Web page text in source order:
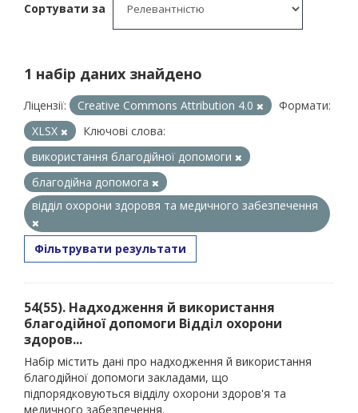
Сортувати за
1 набір даних знайдено
Ліцензії: Creative Commons Attribution 4.0
Формати:
XLSX
Ключові слова:
використання благодійної допомоги
благодійна допомога
відділ охорони здоровя та медичного забезпечення
Фільтрувати результати
54(55). Надходження й використання
благодійної допомоги Відділ охорони
здоров...
Набір містить дані про надходження й використання
благодійної допомоги закладами, що
підпорядковуються відділу охорони здоров'я та
медичного забезпечення.